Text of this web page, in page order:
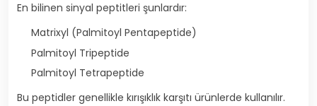
En bilinen sinyal peptitleri şunlardır:
Matrixyl (Palmitoyl Pentapeptide)
Palmitoyl Tripeptide
Palmitoyl Tetrapeptide
Bu peptidler genellikle kırışıklık karşıtı ürünlerde kullanılır.